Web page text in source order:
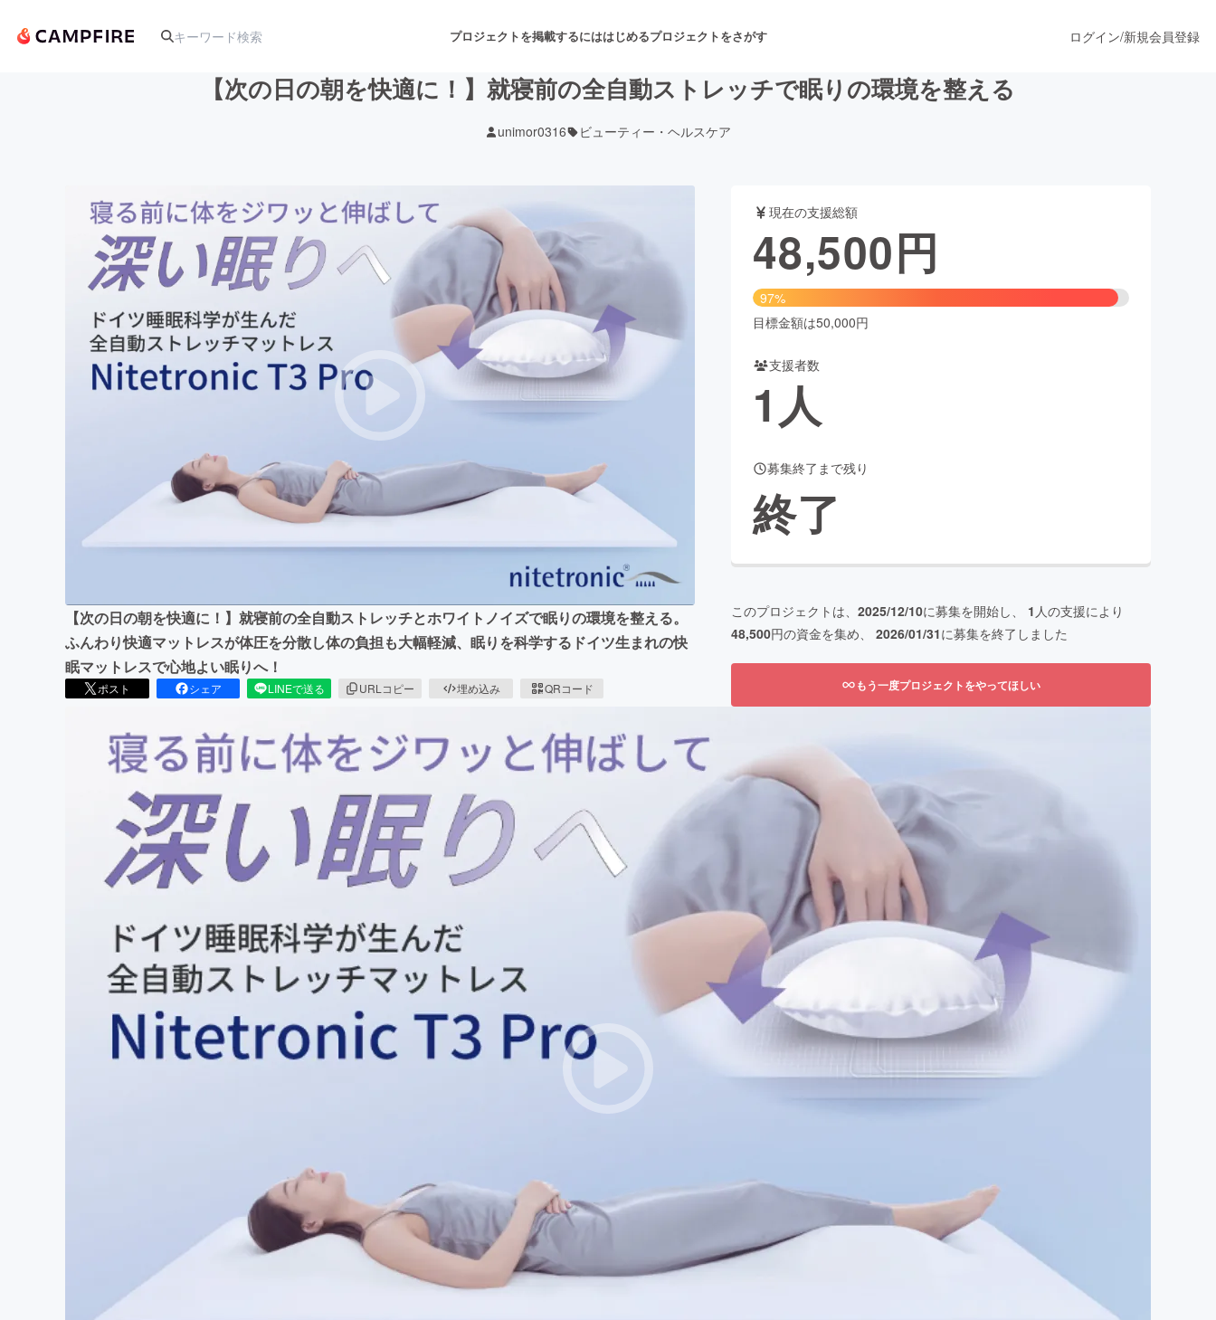
プロジェクトを掲載するにははじめるプロジェクトをさがす
アート・写真 音楽 舞台・パフォーマンス
テクノロジー・ガジェット ゲーム・サービス開発 ファッション
映像・映画 書籍・雑誌出版
ビジネス・起業 チャレンジ ビューティー・ヘルスケア
CAMPFIRE for Social Good
CAMPFIREふるさと納税
machi-ya
ログイン/新規会員登録
【次の日の朝を快適に！】就寝前の全自動ストレッチで眠りの環境を整える
unimor0316 ビューティー・ヘルスケア
【次の日の朝を快適に！】就寝前の全自動ストレッチとホワイトノイズで眠りの環境を整える。
ふんわり快適マットレスが体圧を分散し体の負担も大幅軽減、眠りを科学するドイツ生まれの快
眠マットレスで心地よい眠りへ！
ポスト シェア LINEで送る URLコピー 埋め込み QRコード
現在の支援総額
48,500円
97%
目標金額は50,000円
支援者数
1人
募集終了まで残り
終了
このプロジェクトは、 2025/12/10に募集を開始し、 1 人の支援により
48,500円の資金を集め、 2026/01/31に募集を終了しました
もう一度プロジェクトをやってほしい